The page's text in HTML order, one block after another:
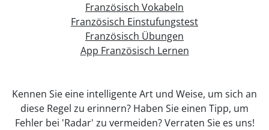
Französisch Vokabeln
Französisch Einstufungstest
Französisch Übungen
App Französisch Lernen
Kennen Sie eine intelligente Art und Weise, um sich an
diese Regel zu erinnern? Haben Sie einen Tipp, um
Fehler bei 'Radar' zu vermeiden? Verraten Sie es uns!